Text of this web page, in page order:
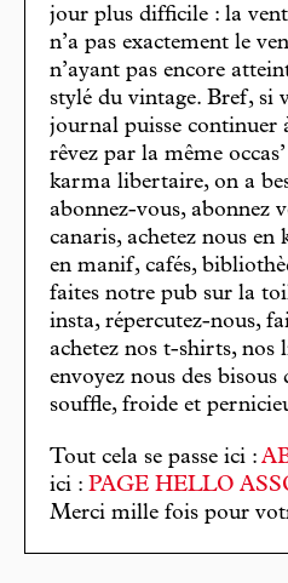
jour plus difficile : la
n’a pas exactement le
n’ayant pas encore
stylé du vintage. Bref, si
journal puisse continuer
rêvez par la même
karma libertaire, on a
abonnez-vous, abonnez
canaris, achetez nous en
en manif, cafés,
faites notre pub sur la
insta, répercutez-nous,
achetez nos t-shirts, nos
envoyez nous des bisous
souffle, froide et
Tout cela se passe ici :
ici : PAGE HELLO
Merci mille fois pour